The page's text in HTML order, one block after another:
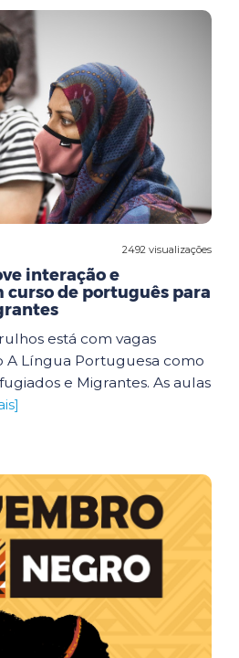
2492 visualizações
interação e
de português para
está com vagas
A Língua Portuguesa como
e Migrantes. As aulas